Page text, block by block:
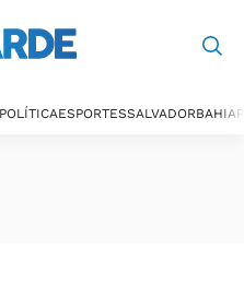
POLÍTICAESPORTESSALVADORBAHIA